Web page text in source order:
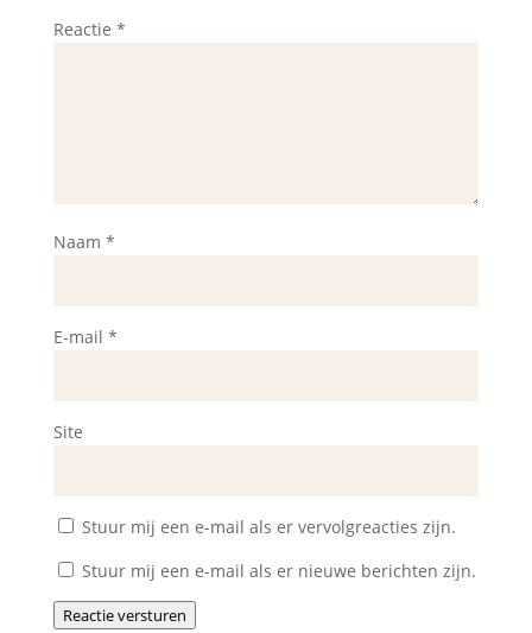
Reactie *
Naam *
E-mail *
Site
Stuur mij een e-mail als er vervolgreacties zijn.
Stuur mij een e-mail als er nieuwe berichten zijn.
Reactie versturen